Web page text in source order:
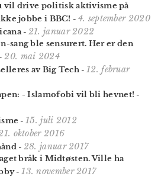
vil drive politisk aktivisme på
jobbe i BBC! - 4. september 2020
- 21. januar 2022
sang ble sensurert. Her er den
20. mai 2024
av Big Tech - 12. februar
- Islamofobi vil bli hevnet! -
-15. juli 2012
oktober 2016
- 28. januar 2017
bråk i Midtøsten. Ville ha
-13. november 2017